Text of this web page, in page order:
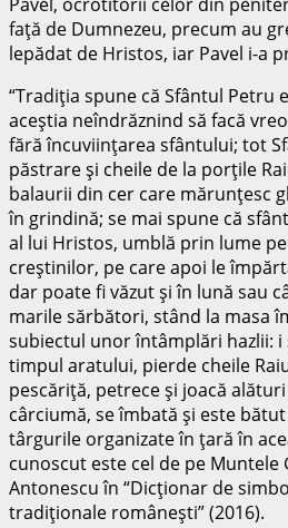
faţă de Dumnezeu, precum au
lepădat de Hristos, iar Pavel i-a
“Tradiţia spune că Sfântul Petru
aceştia neîndrăznind să facă
fără încuviinţarea sfântului; tot
păstrare şi cheile de la porţile
balaurii din cer care mărunţesc
în grindină; se mai spune că
al lui Hristos, umblă prin lume
creştinilor, pe care apoi le
dar poate fi văzut şi în lună sau
marile sărbători, stând la masa
subiectul unor întâmplări hazlii: i
timpul aratului, pierde cheile
pescăriţă, petrece şi joacă
cârciumă, se îmbată şi este
târgurile organizate în ţară în
cunoscut este cel de pe Muntele
Antonescu în “Dicţionar de
tradiţionale româneşti” (2016).